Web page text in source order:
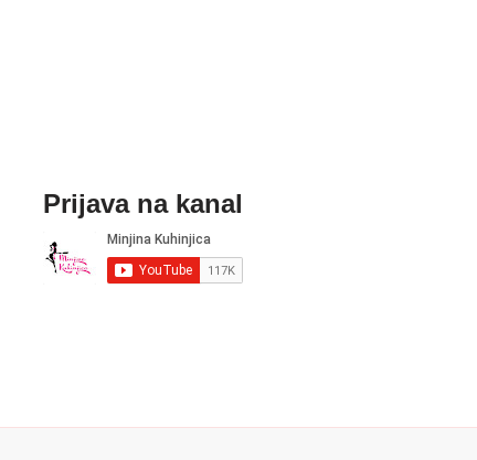
Prijava na kanal